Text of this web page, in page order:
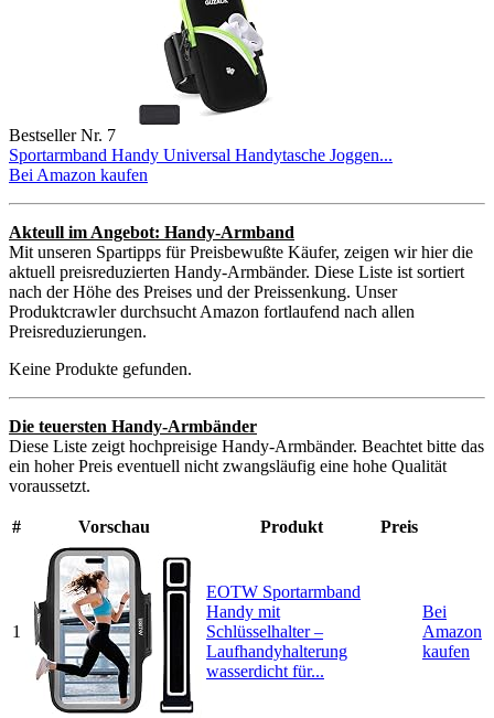
Bestseller Nr. 7
Sportarmband Handy Universal Handytasche Joggen...
Bei Amazon kaufen
Akteull im Angebot: Handy-Armband
Mit unseren Spartipps für Preisbewußte Käufer, zeigen wir hier die
aktuell preisreduzierten Handy-Armbänder. Diese Liste ist sortiert
nach der Höhe des Preises und der Preissenkung. Unser
Produktcrawler durchsucht Amazon fortlaufend nach allen
Preisreduzierungen.
Keine Produkte gefunden.
Die teuersten Handy-Armbänder
Diese Liste zeigt hochpreisige Handy-Armbänder. Beachtet bitte das
ein hoher Preis eventuell nicht zwangsläufig eine hohe Qualität
voraussetzt.
# Vorschau Produkt Preis
1
EOTW Sportarmband
Handy mit
Schlüsselhalter –
Laufhandyhalterung
wasserdicht für...
Bei
Amazon
kaufen